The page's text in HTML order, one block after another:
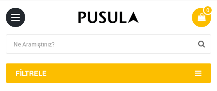
0
FILTRELE